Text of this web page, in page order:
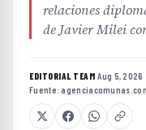
relaciones
de Javier Milei
EDITORIAL TEAM·Aug 5, 2026 ·
Fuente: